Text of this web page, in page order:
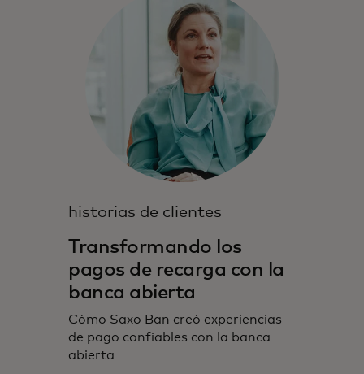
historias de clientes
Transformando los
pagos de recarga con la
banca abierta
Cómo Saxo Ban creó experiencias
de pago confiables con la banca
abierta